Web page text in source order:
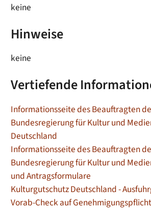
keine
Hinweise
keine
Vertiefende
Informationsseite des Beauftragten
Bundesregierung für Kultur und
Deutschland
Informationsseite des Beauftragten
Bundesregierung für Kultur und
und Antragsformulare
Kulturgutschutz Deutschland -
Vorab-Check auf Genehmigungspflicht